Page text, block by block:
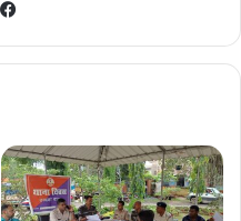
Facebook